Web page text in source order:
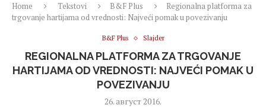
Home Tekstovi B&F Plus
Regionalna platforma za
trgovanje hartijama od vrednosti: Najveći pomak u povezivanju
B&F Plus Slajder
REGIONALNA PLATFORMA ZA TRGOVANJE
HARTIJAMA OD VREDNOSTI: NAJVEĆI POMAK U
POVEZIVANJU
26. август 2016.